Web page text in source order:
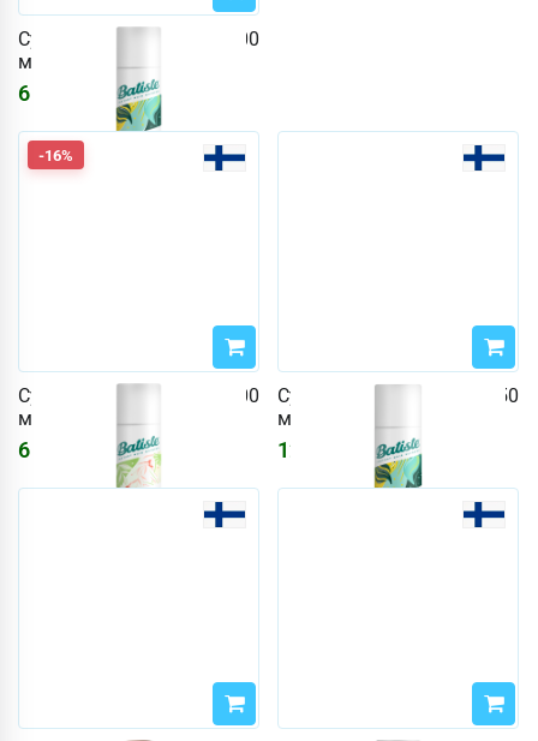
Сухой шампунь Batiste 200
мл Original
610
-16%
Сухой шампунь Batiste 200
мл Bare
610
Сухой шампунь Batiste 350
мл Original
1249